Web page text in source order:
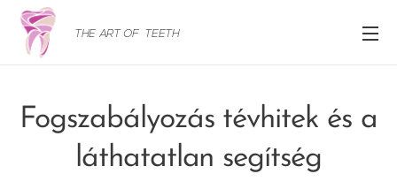
THE ART OF TEETH
Fogszabályozás tévhitek és a
láthatatlan segítség